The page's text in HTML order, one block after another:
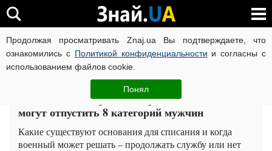
Продолжая просматривать Znaj.ua Вы подтверждаете, что
ознакомились с Политикой конфиденциальности и согласны с
использованием файлов cookie.
Понял
ВОЙНА РОССИИ ПРОТИВ УКРАИНЫ КОРОНАВИРУС В
ЧИТАТИ УКРАЇНСЬКОЮ
Увольнение из армии во время мобилизации:
могут отпустить 8 категорий мужчин
Какие существуют основания для списания и когда
военный может решать – продолжать службу или нет